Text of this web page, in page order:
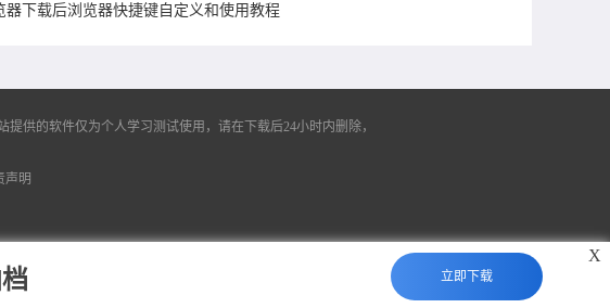
器下载后浏览器快捷键自定义和使用教程
提供的软件仅为个人学习测试使用，请在下载后24小时内删除，
声明
立即下载
X